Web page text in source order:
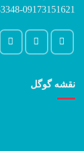
09173151621
نقشه گوگل